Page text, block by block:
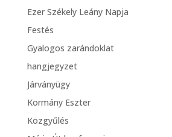
Ezer Székely Leány Napja
Festés
Gyalogos zarándoklat
hangjegyzet
Járványügy
Kormány Eszter
Közgyűlés